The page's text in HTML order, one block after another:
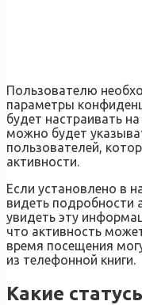
Пользователю
параметры
будет настраивать
можно будет
пользователей,
активности.
Если установлено в
видеть подробности
увидеть эту
что активность
время посещения
из телефонной книги.
Какие